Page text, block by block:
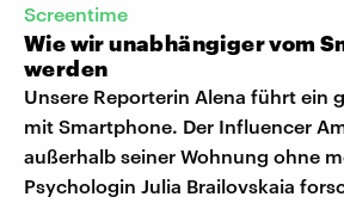
Screentime
Wie wir unabhängiger vom
werden
Unsere Reporterin Alena führt ein
mit Smartphone. Der Influencer
außerhalb seiner Wohnung ohne
Psychologin Julia Brailovskaia